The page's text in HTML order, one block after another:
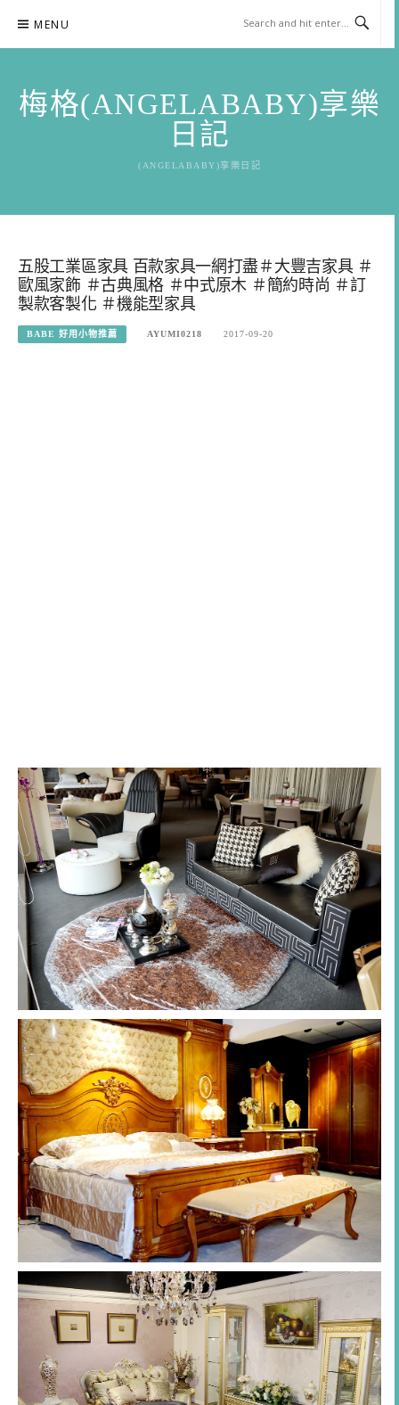
content
MENU
梅格(ANGELABABY)享樂
日記
(ANGELABABY)享樂日記
五股工業區家具 百款家具一網打盡＃大豐吉家具 ＃
歐風家飾 ＃古典風格 ＃中式原木 ＃簡約時尚 ＃訂
製款客製化 ＃機能型家具
BABE 好用小物推薦 AYUMI0218 2017-09-20